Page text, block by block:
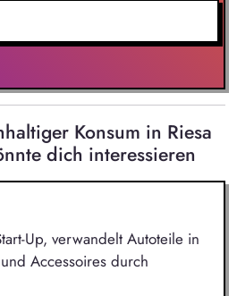
Konsum in Riesa
dich interessieren
Up, verwandelt Autoteile in
Accessoires durch